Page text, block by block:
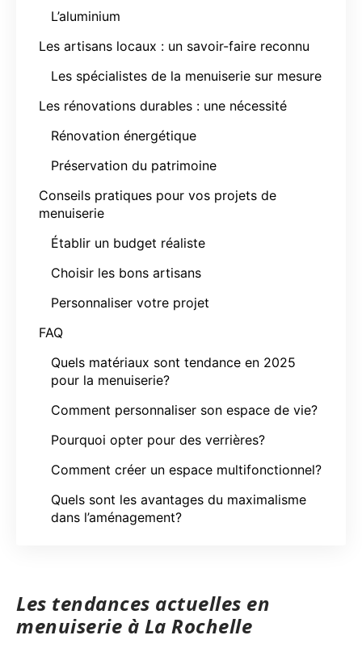
L’aluminium
Les artisans locaux : un savoir-faire reconnu
Les spécialistes de la menuiserie sur mesure
Les rénovations durables : une nécessité
Rénovation énergétique
Préservation du patrimoine
Conseils pratiques pour vos projets de
menuiserie
Établir un budget réaliste
Choisir les bons artisans
Personnaliser votre projet
FAQ
Quels matériaux sont tendance en 2025
pour la menuiserie?
Comment personnaliser son espace de vie?
Pourquoi opter pour des verrières?
Comment créer un espace multifonctionnel?
Quels sont les avantages du maximalisme
dans l’aménagement?
Les tendances actuelles en
menuiserie à La Rochelle